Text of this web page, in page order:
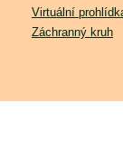
Virtuální
Záchranný kruh